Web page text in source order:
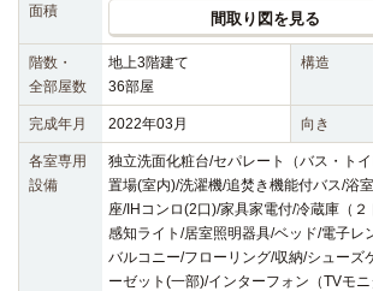
面積
間取り図を見る
階数・
全部屋数
地上3階建て
36部屋
構造
完成年月 2022年03月 向き
各室専用
設備
独立洗面化粧台/セパレート（バス・ト
置場(室内)/洗濯機/追焚き機能付バス/浴
座/IHコンロ(2口)/家具家電付/冷蔵庫（
感知ライト/居室照明器具/ベッド/電子レ
バルコニー/フローリング/収納/シューズ
ーゼット(一部)/インターフォン（TVモ